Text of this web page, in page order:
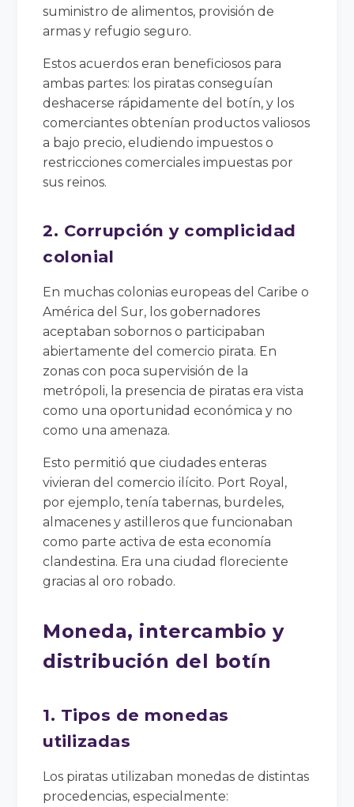
suministro de alimentos, provisión de
armas y refugio seguro.
Estos acuerdos eran beneficiosos para
ambas partes: los piratas conseguían
deshacerse rápidamente del botín, y los
comerciantes obtenían productos valiosos
a bajo precio, eludiendo impuestos o
restricciones comerciales impuestas por
sus reinos.
2. Corrupción y complicidad
colonial
En muchas colonias europeas del Caribe o
América del Sur, los gobernadores
aceptaban sobornos o participaban
abiertamente del comercio pirata. En
zonas con poca supervisión de la
metrópoli, la presencia de piratas era vista
como una oportunidad económica y no
como una amenaza.
Esto permitió que ciudades enteras
vivieran del comercio ilícito. Port Royal,
por ejemplo, tenía tabernas, burdeles,
almacenes y astilleros que funcionaban
como parte activa de esta economía
clandestina. Era una ciudad floreciente
gracias al oro robado.
Moneda, intercambio y
distribución del botín
1. Tipos de monedas
utilizadas
Los piratas utilizaban monedas de distintas
procedencias, especialmente: